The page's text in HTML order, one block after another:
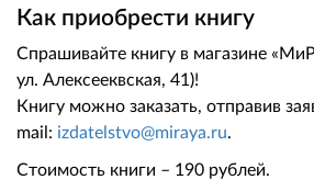
Как приобрести книгу
Спрашивайте книгу в магазине
ул. Алексееквская, 41)!
Книгу можно заказать, отправив
mail: izdatelstvo@miraya.ru
Стоимость книги – 190 рублей.